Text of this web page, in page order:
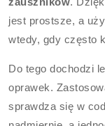
jest prostsze, a
wtedy, gdy często
Do tego dochodzi
oprawek.
sprawdza się w